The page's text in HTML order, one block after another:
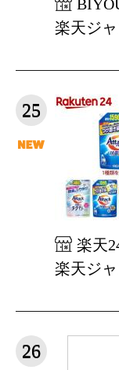
楽天ジ
25
楽天
楽天ジ
26